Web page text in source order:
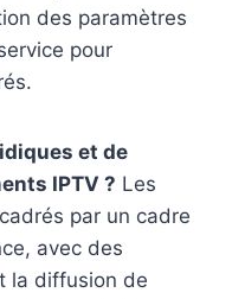
des paramètres
pour
et de
IPTV ? Les
par un cadre
avec des
la diffusion de